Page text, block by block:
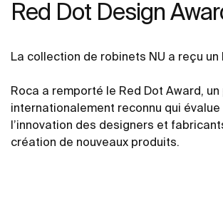
Red Dot Design
La collection de robinets NU a reçu un
Roca a remporté le Red Dot Award, un
internationalement reconnu qui
l’innovation des designers et
création de nouveaux produits.